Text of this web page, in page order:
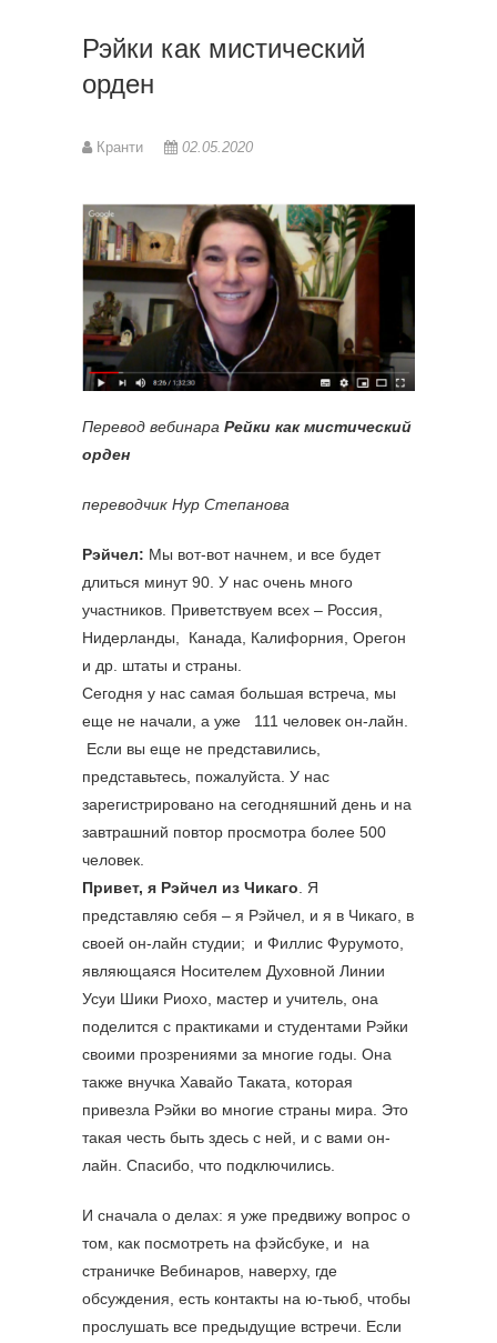
Рэйки как мистический
орден
Кранти 02.05.2020
Перевод вебинара Рейки как мистический
орден
переводчик Нур Степанова
Рэйчел: Мы вот-вот начнем, и все будет
длиться минут 90. У нас очень много
участников. Приветствуем всех – Россия,
Нидерланды, Канада, Калифорния, Орегон
и др. штаты и страны.
Сегодня у нас самая большая встреча, мы
еще не начали, а уже 111 человек он-лайн.
Если вы еще не представились,
представьтесь, пожалуйста. У нас
зарегистрировано на сегодняшний день и на
завтрашний повтор просмотра более 500
человек.
Привет, я Рэйчел из Чикаго . Я
представляю себя – я Рэйчел, и я в Чикаго, в
своей он-лайн студии; и Филлис Фурумото,
являющаяся Носителем Духовной Линии
Усуи Шики Риохо, мастер и учитель, она
поделится с практиками и студентами Рэйки
своими прозрениями за многие годы. Она
также внучка Хавайо Таката, которая
привезла Рэйки во многие страны мира. Это
такая честь быть здесь с ней, и с вами он-
лайн. Спасибо, что подключились.
И сначала о делах: я уже предвижу вопрос о
том, как посмотреть на фэйсбуке, и на
страничке Вебинаров, наверху, где
обсуждения, есть контакты на ю-тьюб, чтобы
прослушать все предыдущие встречи. Если